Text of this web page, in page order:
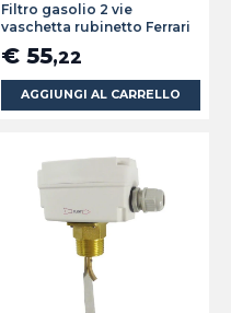
Filtro gasolio 2 vie
vaschetta rubinetto Ferrari
€ 55,22
AGGIUNGI AL CARRELLO